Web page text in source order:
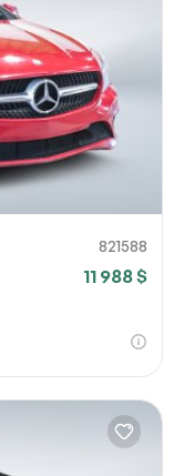
821588
11 988 $